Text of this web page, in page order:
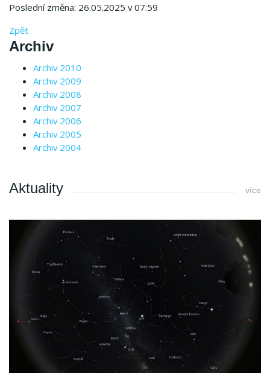
Poslední změna: 26.05.2025 v 07:59
Zpět
Archiv
Archiv 2010
Archiv 2009
Archiv 2008
Archiv 2007
Archiv 2006
Archiv 2005
Archiv 2004
Aktuality více